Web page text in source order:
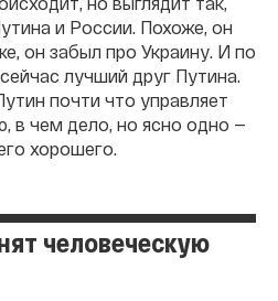
и России. Похоже, он
он забыл про Украину. И по
лучший друг Путина.
почти что управляет
в чем дело, но ясно одно —
хорошего.
человеческую